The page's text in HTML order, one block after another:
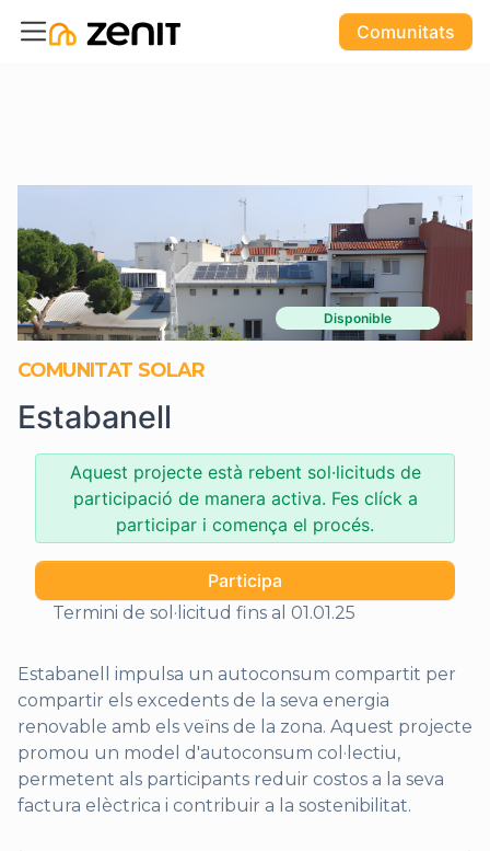
Comunitats
Disponible
COMUNITAT SOLAR
Estabanell
Aquest projecte està rebent sol·licituds de
participació de manera activa. Fes clíck a
participar i comença el procés.
Participa
Termini de sol·licitud fins al 01.01.25
Estabanell impulsa un autoconsum compartit per
compartir els excedents de la seva energia
renovable amb els veïns de la zona. Aquest projecte
promou un model d'autoconsum col·lectiu,
permetent als participants reduir costos a la seva
factura elèctrica i contribuir a la sostenibilitat.